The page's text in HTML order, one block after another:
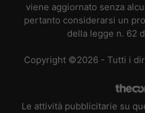
viene aggiornato senza
pertanto considerarsi un
della legge n. 62
Copyright ©2026 - Tutti i
Le attività pubblicitarie su